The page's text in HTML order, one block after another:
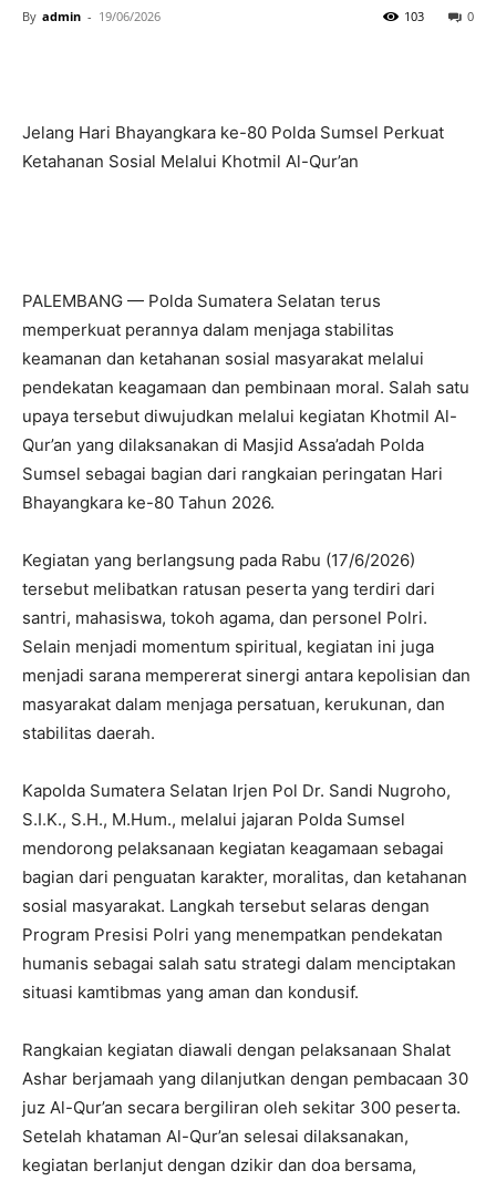
By admin - 19/06/2026 0
103
Jelang Hari Bhayangkara ke-80 Polda Sumsel Perkuat
Ketahanan Sosial Melalui Khotmil Al-Qur’an
PALEMBANG — Polda Sumatera Selatan terus
memperkuat perannya dalam menjaga stabilitas
keamanan dan ketahanan sosial masyarakat melalui
pendekatan keagamaan dan pembinaan moral. Salah satu
upaya tersebut diwujudkan melalui kegiatan Khotmil Al-
Qur’an yang dilaksanakan di Masjid Assa’adah Polda
Sumsel sebagai bagian dari rangkaian peringatan Hari
Bhayangkara ke-80 Tahun 2026.
Kegiatan yang berlangsung pada Rabu (17/6/2026)
tersebut melibatkan ratusan peserta yang terdiri dari
santri, mahasiswa, tokoh agama, dan personel Polri.
Selain menjadi momentum spiritual, kegiatan ini juga
menjadi sarana mempererat sinergi antara kepolisian dan
masyarakat dalam menjaga persatuan, kerukunan, dan
stabilitas daerah.
Kapolda Sumatera Selatan Irjen Pol Dr. Sandi Nugroho,
S.I.K., S.H., M.Hum., melalui jajaran Polda Sumsel
mendorong pelaksanaan kegiatan keagamaan sebagai
bagian dari penguatan karakter, moralitas, dan ketahanan
sosial masyarakat. Langkah tersebut selaras dengan
Program Presisi Polri yang menempatkan pendekatan
humanis sebagai salah satu strategi dalam menciptakan
situasi kamtibmas yang aman dan kondusif.
Rangkaian kegiatan diawali dengan pelaksanaan Shalat
Ashar berjamaah yang dilanjutkan dengan pembacaan 30
juz Al-Qur’an secara bergiliran oleh sekitar 300 peserta.
Setelah khataman Al-Qur’an selesai dilaksanakan,
kegiatan berlanjut dengan dzikir dan doa bersama,